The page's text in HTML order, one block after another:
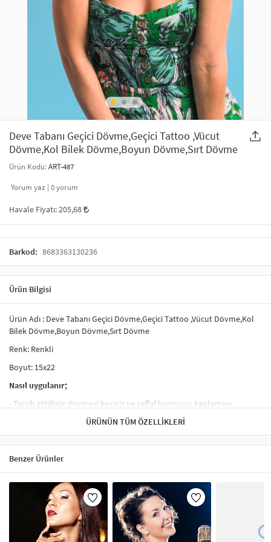
SAÇ AKSESUARLARI
GELİN / DÜĞÜN AKSESUARLARI
TELEFON ASKISI
ŞAL VE FULAR
ODA KOKUSU VE MUM
YILBAŞI ÜRÜNLERİ
KULLAN AT TABAK BARDAK SETİ
Deve Tabanı Geçici Dövme,Geçici Tattoo ,Vücut
Dövme,Kol Bilek Dövme,Boyun Dövme,Sırt Dövme
Ürün Kodu:ART-487
Yorum yaz | 0yorum
Havale Fiyatı:205,68
Barkod: 8683363130236
Ürün Bilgisi
Ürün Adı : Deve Tabanı Geçici Dövme,Geçici Tattoo ,Vücut Dövme,Kol
Bilek Dövme,Boyun Dövme,Sırt Dövme
Renk: Renkli
Boyut: 15x22
Nasıl uygulanır;
- Tercih ettiğiniz dövmeyi kesiniz ve şeffaf koruyucu kaplamayı
- Dövme yapacağınız yere, dövmeyi yüz üstü yerleştiriniz.
- Su ile dövmeyi iyice ıslatınız.
- 20-30 saniye bekledikten sonra dövme kağıdını kaldırınız.
- Dövme yapılan alanı kurumaya bırakınız.
Çıkartılması;
- Alkol, yağlı krem ile ovalıyınız.
- Üzerine bant yapıştırıp çekerekte çıkartılabilir.
ÜRÜNÜN TÜM ÖZELLIKLERI
Benzer Ürünler